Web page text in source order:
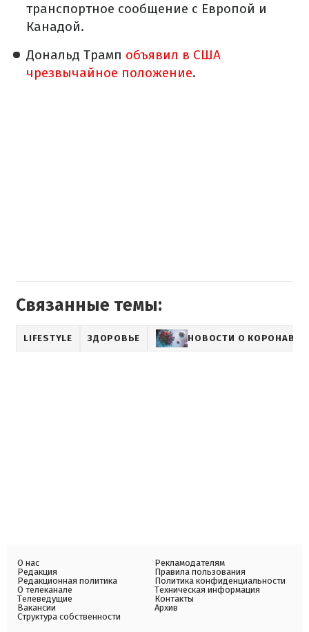
транспортное сообщение с Европой и
Канадой.
Дональд Трамп объявил в США
чрезвычайное положение.
Связанные темы:
LIFESTYLE ЗДОРОВЬЕ НОВОСТИ О
О нас
Редакция
Редакционная политика
О телеканале
Телеведущие
Вакансии
Структура собственности
Рекламодателям
Правила пользования
Политика конфиденциальности
Техническая информация
Контакты
Архив